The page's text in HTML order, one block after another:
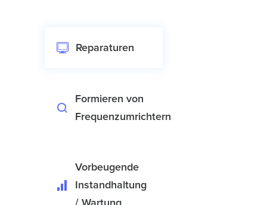
Reparaturen
Formieren von
Frequenzumrichtern
Vorbeugende
Instandhaltung